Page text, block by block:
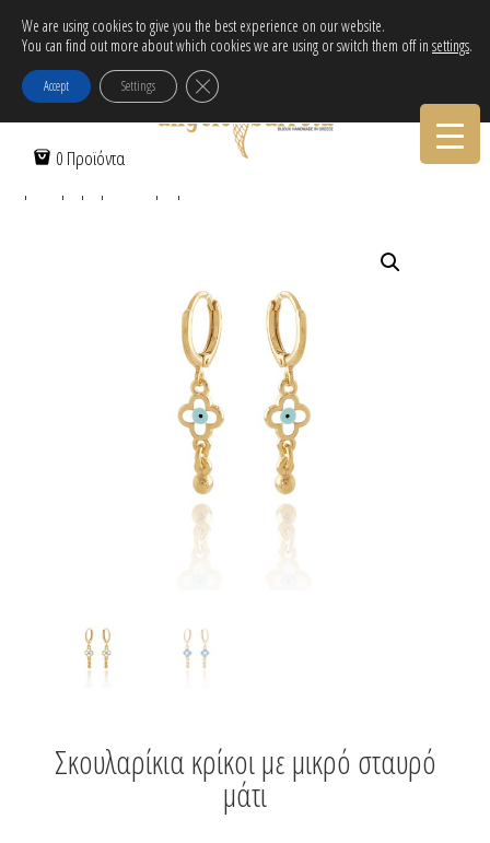
Δωρεάν αποστολή εντός Ελλάδας για αγορές άνω των 30€!
Tηλεφωνικες Παραγγελιες:30-2103222314
0 Προϊόντα
Αρχική Σελίδα/ Σκουλαρίκια
/ Σκουλαρίκια
Σκουλαρίκια κρίκοι με μικρό σταυρό
μάτι
We are using cookies to give you the best experience on our website.
You can find out more about which cookies we are using or switch them off in settings.
Accept Settings Κλείσιμο του Cookie banner για το GDPR